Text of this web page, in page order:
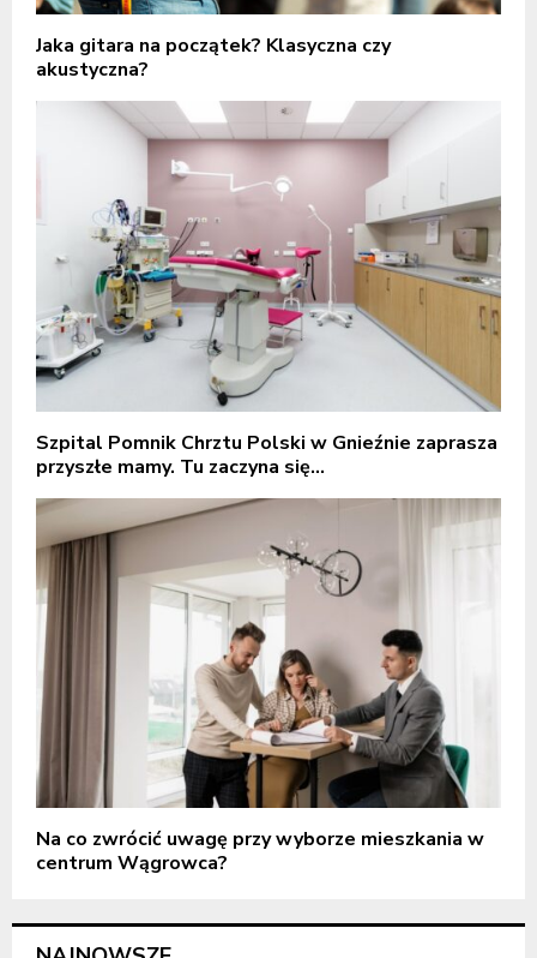
Jaka gitara na początek? Klasyczna czy
akustyczna?
Szpital Pomnik Chrztu Polski w Gnieźnie zaprasza
przyszłe mamy. Tu zaczyna się...
Na co zwrócić uwagę przy wyborze mieszkania w
centrum Wągrowca?